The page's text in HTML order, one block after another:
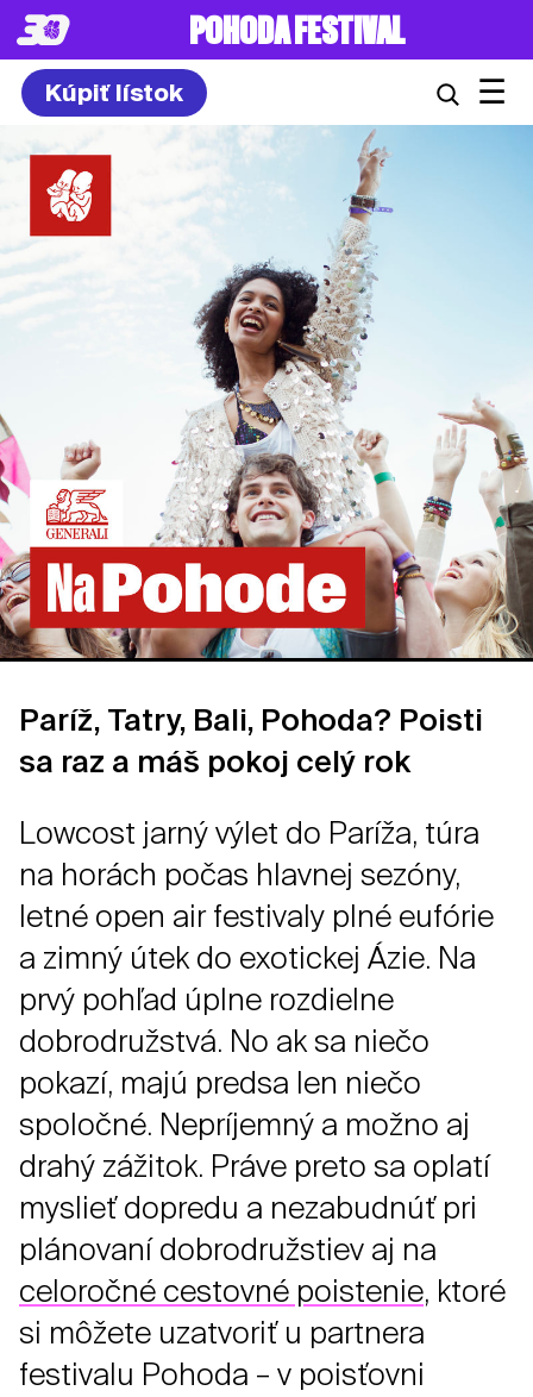
POHODA FESTIVAL
Kúpiť lístok ☰
Paríž, Tatry, Bali, Pohoda? Poisti
sa raz a máš pokoj celý rok
Lowcost jarný výlet do Paríža, túra
na horách počas hlavnej sezóny,
letné open air festivaly plné eufórie
a zimný útek do exotickej Ázie. Na
prvý pohľad úplne rozdielne
dobrodružstvá. No ak sa niečo
pokazí, majú predsa len niečo
spoločné. Nepríjemný a možno aj
drahý zážitok. Práve preto sa oplatí
myslieť dopredu a nezabudnúť pri
plánovaní dobrodružstiev aj na
celoročné cestovné poistenie, ktoré
si môžete uzatvoriť u partnera
festivalu Pohoda – v poisťovni